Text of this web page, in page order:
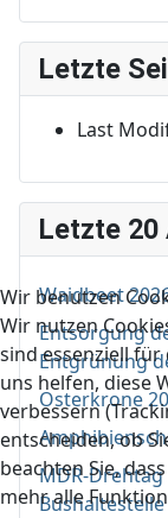
Letzte
Last
Letzte
Waidbeet
Entsorgung
Entgrünung
Osterkrone
MDR-
Bushaltestelle
Wir benutzen
Wir nutzen
sind essenziell
uns helfen, diese
verbessern
entscheiden, ob
beachten Sie,
mehr alle